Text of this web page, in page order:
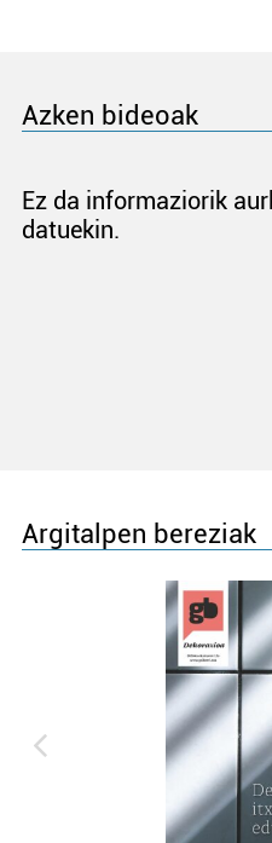
Azken bideoak
Ez da informaziorik
datuekin.
Argitalpen bereziak